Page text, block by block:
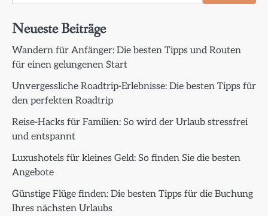
Neueste Beiträge
Wandern für Anfänger: Die besten Tipps und Routen
für einen gelungenen Start
Unvergessliche Roadtrip-Erlebnisse: Die besten Tipps für
den perfekten Roadtrip
Reise-Hacks für Familien: So wird der Urlaub stressfrei
und entspannt
Luxushotels für kleines Geld: So finden Sie die besten
Angebote
Günstige Flüge finden: Die besten Tipps für die Buchung
Ihres nächsten Urlaubs